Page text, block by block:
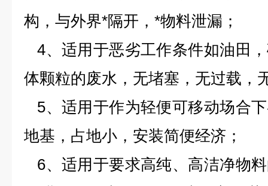
构，与外界*隔开，*物料泄漏；
4、适用于恶劣工作条件如油田
体颗粒的废水，无堵塞，无过载，
5、适用于作为轻便可移动场合
地基，占地小，安装简便经济；
6、适用于要求高纯、高洁净物